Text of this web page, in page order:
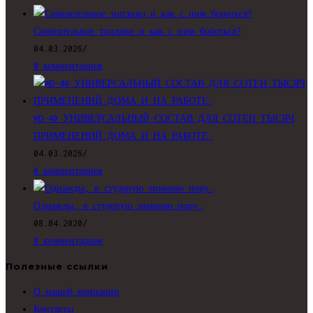
Сомнительное топливо и как с ним бороться?
04.03.2026/
0 комментариев
WD-40 УНИВЕРСАЛЬНЫЙ СОСТАВ ДЛЯ СОТЕН ТЫСЯЧ
ПРИМЕНЕНИЙ ДОМА И НА РАБОТЕ.
04.03.2026/
0 комментариев
Однажды, в студеную зимнюю пору…
08.04.2020/
0 комментариев
Полезные ссылки
О нашей компании
Контакты